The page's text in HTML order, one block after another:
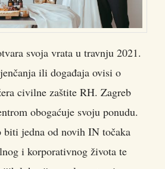
svoja vrata u travnju 2021.
ili događaja ovisi o
civilne zaštite RH. Zagreb
obogaćuje svoju ponudu.
biti jedna od novih IN točaka
i korporativnog života te